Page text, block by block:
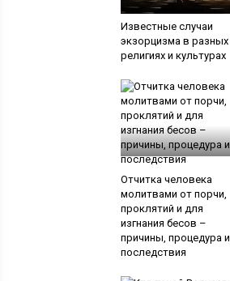
Известные случаи
экзорцизма в разных
религиях и культурах
Отчитка человека
молитвами от порчи,
проклятий и для
изгнания бесов –
причины, процедура и
последствия